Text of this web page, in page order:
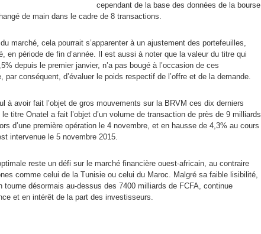
cependant de la base des données de la bourse
de main dans le cadre de 8 transactions.
marché, cela pourrait s’apparenter à un ajustement des portefeuilles,
en période de fin d’année. Il est aussi à noter que la valeur du titre qui
depuis le premier janvier, n’a pas bougé à l’occasion de ces
conséquent, d’évaluer le poids respectif de l’offre et de la demande.
à avoir fait l’objet de gros mouvements sur la BRVM ces dix derniers
titre Onatel a fait l’objet d’un volume de transaction de près de 9 milliards
d’une première opération le 4 novembre, et en hausse de 4,3% au cours
intervenue le 5 novembre 2015.
reste un défi sur le marché financière ouest-africain, au contraire
comme celui de la Tunisie ou celui du Maroc. Malgré sa faible lisibilité,
tourne désormais au-dessus des 7400 milliards de FCFA, continue
et en intérêt de la part des investisseurs.